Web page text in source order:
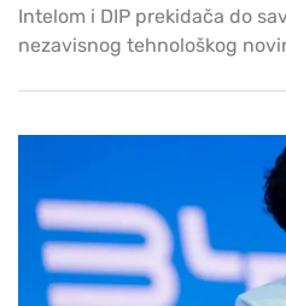
Intelom i DIP prekidača do
nezavisnog tehnološkog